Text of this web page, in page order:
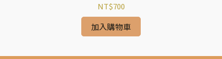
NT$700
加入購物車